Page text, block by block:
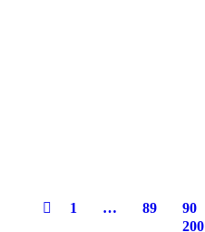
1 … 89 90
200